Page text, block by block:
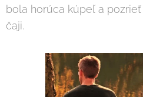
bola horúca kúpeľ a
čaji.